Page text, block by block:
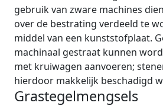
gebruik van zware machines
over de bestrating verdeeld te
middel van een kunststofplaat.
machinaal gestraat kunnen
met kruiwagen aanvoeren;
hierdoor makkelijk beschadigd
Grastegelmengsels